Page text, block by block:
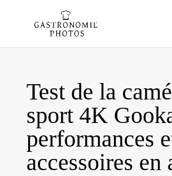
Test de la
sport 4K
performances
accessoires en